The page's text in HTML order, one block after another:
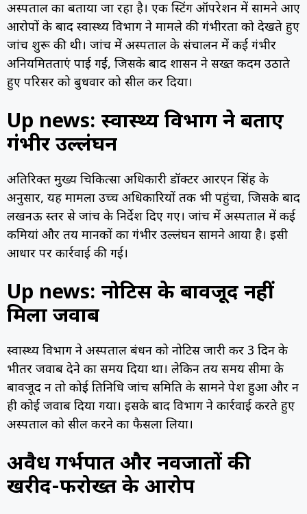
अस्पताल का बताया जा रहा है। एक स्टिंग ऑपरेशन में सामने आए
आरोपों के बाद स्वास्थ्य विभाग ने मामले की गंभीरता को देखते हुए
जांच शुरू की थी। जांच में अस्पताल के संचालन में कई गंभीर
अनियमितताएं पाई गईं, जिसके बाद प्रशासन ने सख्त कदम उठाते
हुए परिसर को बुधवार को सील कर दिया।
Up news: स्वास्थ्य विभाग ने बताए
गंभीर उल्लंघन
अतिरिक्त मुख्य चिकित्सा अधिकारी डॉक्टर आरएन सिंह के
अनुसार, यह मामला उच्च अधिकारियों तक भी पहुंचा, जिसके बाद
लखनऊ स्तर से जांच के निर्देश दिए गए। जांच में अस्पताल में कई
कमियां और तय मानकों का गंभीर उल्लंघन सामने आया है। इसी
आधार पर कार्रवाई की गई।
Up news: नोटिस के बावजूद नहीं
मिला जवाब
स्वास्थ्य विभाग ने अस्पताल प्रबंधन को नोटिस जारी कर 3 दिन के
भीतर जवाब देने का समय दिया था। लेकिन तय समय सीमा के
बावजूद न तो कोई प्रतिनिधि जांच समिति के सामने पेश हुआ और न
ही कोई जवाब दिया गया। इसके बाद विभाग ने कार्रवाई करते हुए
अस्पताल को सील करने का फैसला लिया।
अवैध गर्भपात और नवजातों की
खरीद-फरोख्त के आरोप